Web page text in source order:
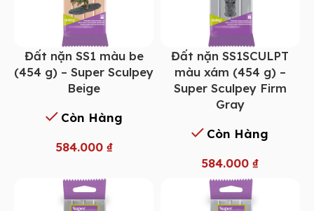
Đất nặn SS1 màu be
(454 g) – Super Sculpey
Beige
Còn Hàng
584.000 ₫
Đất nặn SS1SCULPT
màu xám (454 g) –
Super Sculpey Firm
Gray
Còn Hàng
584.000₫